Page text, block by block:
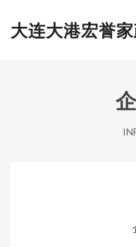
大连大港宏誉